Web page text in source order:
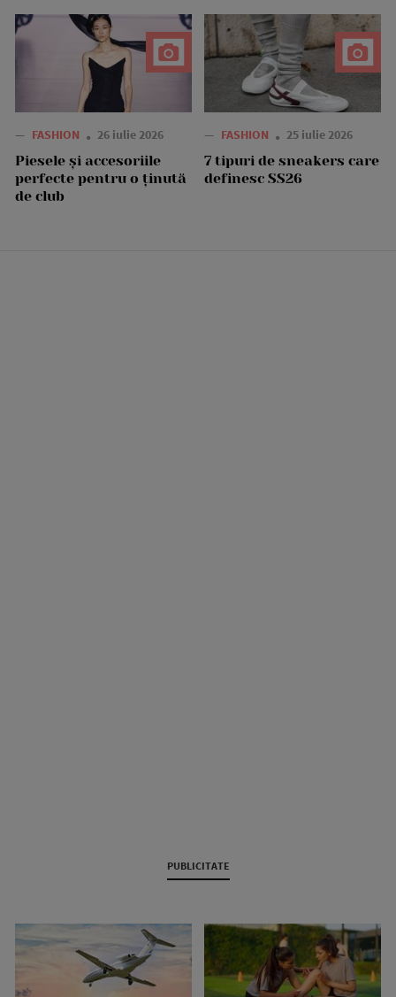
— FASHION 26 iulie 2026
Piesele și accesoriile
perfecte pentru o ținută
de club
— FASHION 25 iulie 2026
7 tipuri de sneakers care
definesc SS26
PUBLICITATE